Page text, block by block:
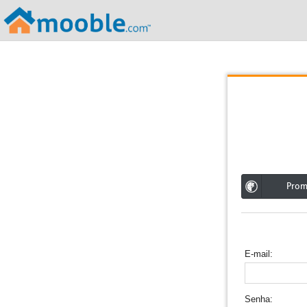
E-mail
Senha